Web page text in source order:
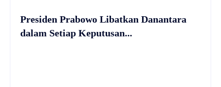
Presiden Prabowo Libatkan Danantara
dalam Setiap Keputusan...